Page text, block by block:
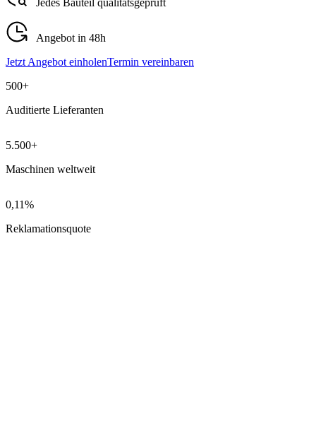
Jedes Bauteil qualitätsgeprüft
Angebot in 48h
Jetzt Angebot einholenTermin vereinbaren
500+
Auditierte Lieferanten
5.500+
Maschinen weltweit
0,11%
Reklamationsquote